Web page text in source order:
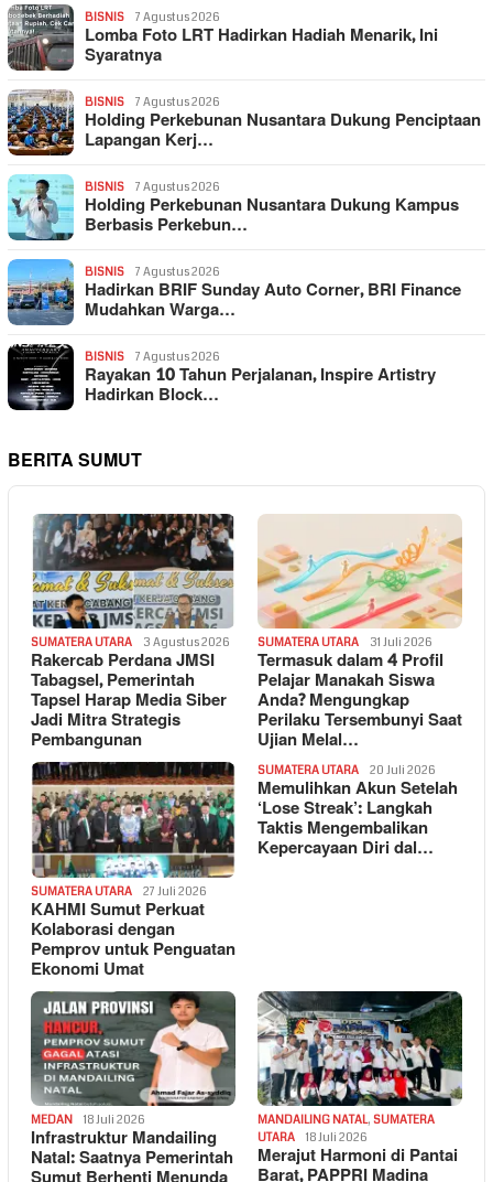
BISNIS 7 Agustus 2026
Lomba Foto LRT Hadirkan Hadiah Menarik, Ini
Syaratnya
BISNIS 7 Agustus 2026
Holding Perkebunan Nusantara Dukung Penciptaan
Lapangan Kerj…
BISNIS 7 Agustus 2026
Holding Perkebunan Nusantara Dukung Kampus
Berbasis Perkebun…
BISNIS 7 Agustus 2026
Hadirkan BRIF Sunday Auto Corner, BRI Finance
Mudahkan Warga…
BISNIS 7 Agustus 2026
Rayakan 10 Tahun Perjalanan, Inspire Artistry
Hadirkan Block…
BERITA SUMUT
SUMATERA UTARA 3 Agustus 2026
Rakercab Perdana JMSI
Tabagsel, Pemerintah
Tapsel Harap Media Siber
Jadi Mitra Strategis
Pembangunan
SUMATERA UTARA 31 Juli 2026
Termasuk dalam 4 Profil
Pelajar Manakah Siswa
Anda? Mengungkap
Perilaku Tersembunyi Saat
Ujian Melal…
SUMATERA UTARA 27 Juli 2026
KAHMI Sumut Perkuat
Kolaborasi dengan
Pemprov untuk Penguatan
Ekonomi Umat
SUMATERA UTARA 20 Juli 2026
Memulihkan Akun Setelah
‘Lose Streak’: Langkah
Taktis Mengembalikan
Kepercayaan Diri dal…
MEDAN 18 Juli 2026
Infrastruktur Mandailing
Natal: Saatnya Pemerintah
MANDAILING NATAL, SUMATERA
UTARA
18 Juli 2026
Merajut Harmoni di Pantai
Barat, PAPPRI Madina